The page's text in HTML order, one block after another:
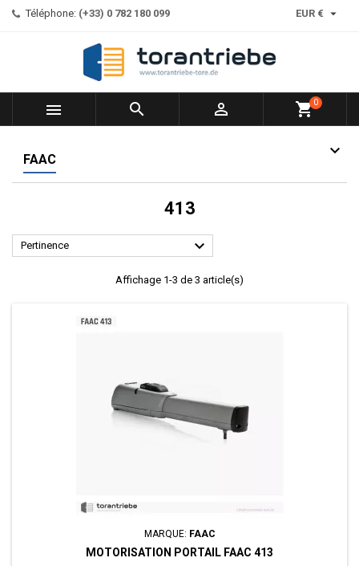
Téléphone: (+33) 0 782 180 099 EUR € 
   shopping_cart0
FAAC
413
Pertinence 
Affichage 1-3 de 3 article(s)
MARQUE: FAAC
MOTORISATION PORTAIL FAAC 413